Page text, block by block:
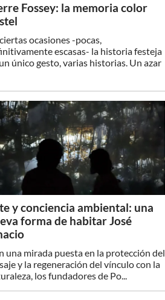
Fossey: la memoria color
ocasiones -pocas,
escasas- la historia festeja
único gesto, varias historias. Un azar
y conciencia ambiental: una
forma de habitar José
una mirada puesta en la protección del
y la regeneración del vínculo con la
los fundadores de Po...